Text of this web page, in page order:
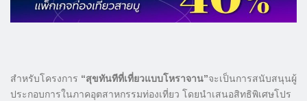
สำหรับโครงการ “สุขทันทีที่เที่ยวแบบโหราจาน”จะเป็นการสนับสนุนผู้
ประกอบการในภาคอุตสาหกรรมท่องเที่ยว โดยนำเสนอสิทธิพิเศษโปร